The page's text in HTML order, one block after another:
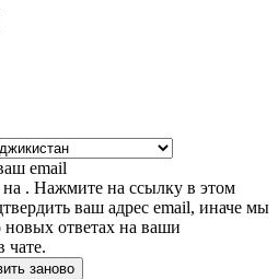
email
. Нажмите на ссылку в этом
ваш адрес email, иначе мы
ответах на ваши
чате.
заново